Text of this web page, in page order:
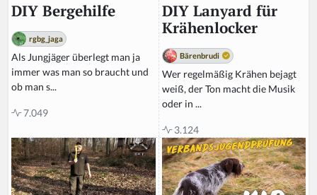
r
t
hi
d
DIY Bergehilfe
rgbg_jaga
Als Jungjäger überlegt man ja
immer was man so braucht und
ob man s...
7.049
DIY Lanyard für
Krähenlocker
Bärenbrudi
Wer regelmäßig Krähen bejagt
weiß, der Ton macht die Musik
oder in ...
3.124